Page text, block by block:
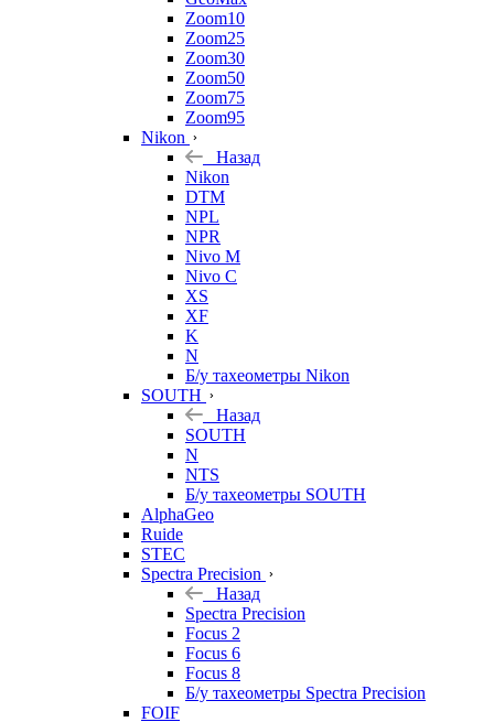
Zoom10
Zoom25
Zoom30
Zoom50
Zoom75
Zoom95
Nikon
Назад
Nikon
DTM
NPL
NPR
Nivo M
Nivo C
XS
XF
K
N
Б/у тахеометры Nikon
SOUTH
Назад
SOUTH
N
NTS
Б/у тахеометры SOUTH
AlphaGeo
Ruide
STEC
Spectra Precision
Назад
Spectra Precision
Focus 2
Focus 6
Focus 8
Б/у тахеометры Spectra Precision
FOIF